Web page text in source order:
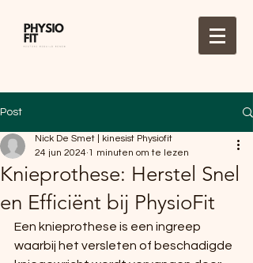
Post
Knieprothese: Herstel Snel
en Efficiënt bij PhysioFit
Nick De Smet | kinesist Physiofit
24 jun 2024 1 minuten om te lezen
Een knieprothese is een ingreep
waarbij het versleten of beschadigde